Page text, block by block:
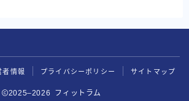
者情報 プライバシーポリシー サイトマップ
2025–2026 フィットラム